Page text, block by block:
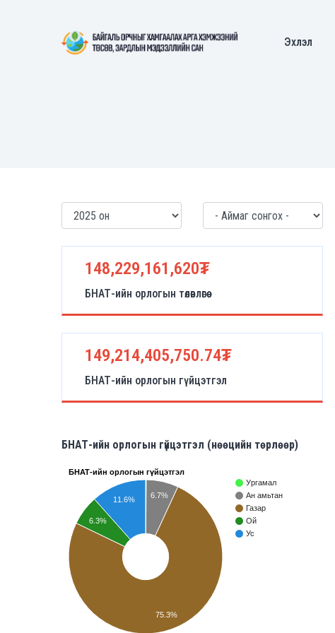
Эхлэл
148,229,161,620₮
БНАТ-ийн орлогын төлөвлөгөө
149,214,405,750.74₮
БНАТ-ийн орлогын гүйцэтгэл
БНАТ-ийн орлогын гүйцэтгэл (нөөцийн төрлөөр)
БНАТ-ийн орлогын гүйцэтгэл
Ургамал
Ан амьтан
Газар
Ой
Ус
6.7%
11.6%
6.3%
75.3%